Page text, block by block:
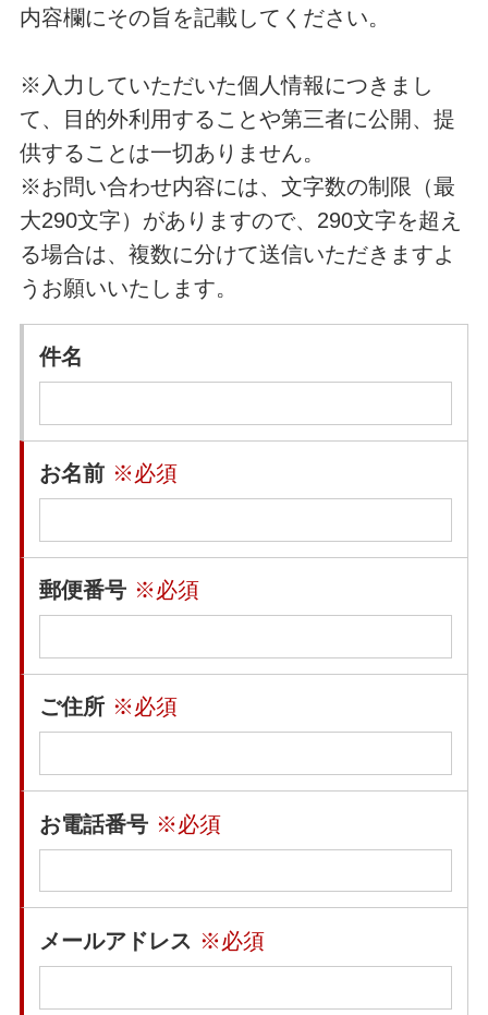
内容欄にその旨を記載してください。
※入力していただいた個人情報につきまし
て、目的外利用することや第三者に公開、提
供することは一切ありません。
※お問い合わせ内容には、文字数の制限（最
大290文字）がありますので、290文字を超え
る場合は、複数に分けて送信いただきますよ
うお願いいたします。
件名
お名前 ※必須
郵便番号 ※必須
ご住所 ※必須
お電話番号 ※必須
メールアドレス ※必須